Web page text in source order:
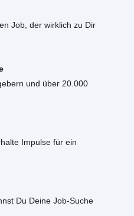
Job, der wirklich zu Dir
und über 20.000
Impulse für ein
Du Deine Job-Suche